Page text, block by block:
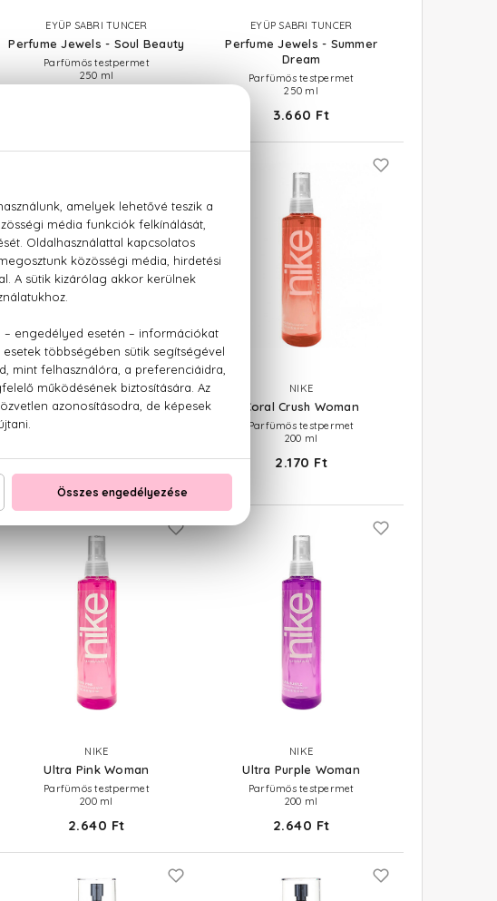
EYÜP SABRI TUNCER
Perfume Jewels - Soul Beauty
Parfümös testpermet
250 ml
EYÜP SABRI TUNCER
Perfume Jewels - Summer
Dream
Parfümös testpermet
250 ml
3.660 Ft
EYÜP SABRI TUNCER
Perfume Jewels - Wild Beauty
3.660 Ft
NIKE
Coral Crush Woman
Parfümös testpermet
200 ml
2.170 Ft
NIKE
Ultra Pink Woman
Parfümös testpermet
200 ml
2.640 Ft
NIKE
Ultra Purple Woman
Parfümös testpermet
200 ml
2.640 Ft